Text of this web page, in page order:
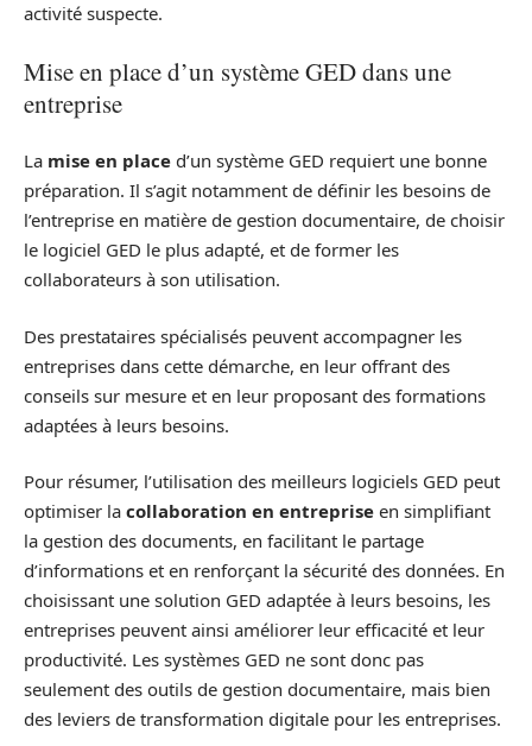
activité suspecte.
Mise en place d’un système GED dans une
entreprise
La mise en place d’un système GED requiert une bonne
préparation. Il s’agit notamment de définir les besoins de
l’entreprise en matière de gestion documentaire, de choisir
le logiciel GED le plus adapté, et de former les
collaborateurs à son utilisation.
Des prestataires spécialisés peuvent accompagner les
entreprises dans cette démarche, en leur offrant des
conseils sur mesure et en leur proposant des formations
adaptées à leurs besoins.
Pour résumer, l’utilisation des meilleurs logiciels GED peut
optimiser la collaboration en entreprise en simplifiant
la gestion des documents, en facilitant le partage
d’informations et en renforçant la sécurité des données. En
choisissant une solution GED adaptée à leurs besoins, les
entreprises peuvent ainsi améliorer leur efficacité et leur
productivité. Les systèmes GED ne sont donc pas
seulement des outils de gestion documentaire, mais bien
des leviers de transformation digitale pour les entreprises.